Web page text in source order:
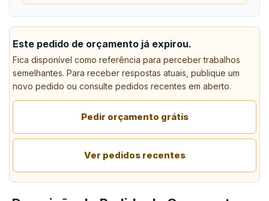
Este pedido de orçamento já expirou.
Fica disponível como referência para perceber trabalhos
semelhantes. Para receber respostas atuais, publique um
novo pedido ou consulte pedidos recentes em aberto.
Pedir orçamento grátis
Ver pedidos recentes